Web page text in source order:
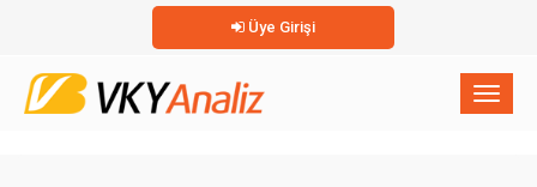
Üye Girişi
×